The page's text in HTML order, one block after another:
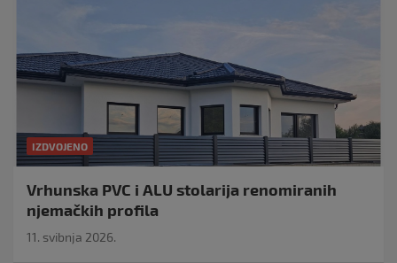
IZDVOJENO
Vrhunska PVC i ALU stolarija renomiranih
njemačkih profila
11. svibnja 2026.